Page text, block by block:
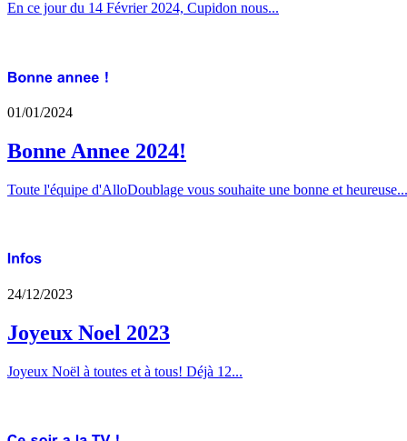
En ce jour du 14 Février 2024, Cupidon nous...
01/01/2024
Bonne Annee 2024!
Toute l'équipe d'AlloDoublage vous souhaite une bonne et heureuse...
24/12/2023
Joyeux Noel 2023
Joyeux Noël à toutes et à tous! Déjà 12...